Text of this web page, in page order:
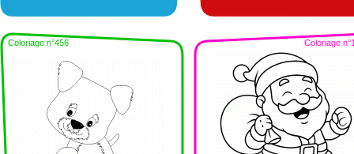
Coloriage n°456 Coloriage